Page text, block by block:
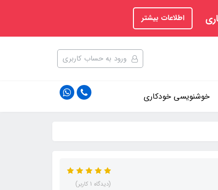
اطلاعات بیشتر
ورود به حساب کاربری
خوشنویسی خودکاری
(دیدگاه 1 کاربر)